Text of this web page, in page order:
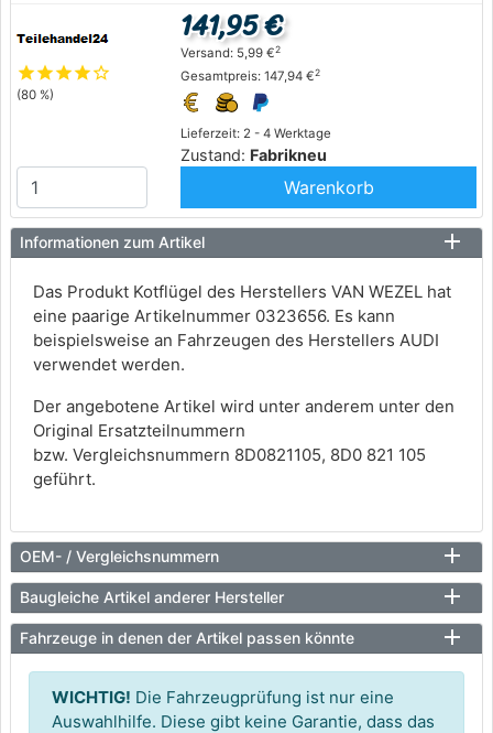
starstarstarstarstar_outline
(80 %)
Lieferzeit: 2 - 4 Werktage
Zustand: Fabrikneu
141,95 €
Versand: 5,99 €2
Gesamtpreis: 147,94 €2
Warenkorb
Informationen zum Artikel
Das Produkt Kotflügel des Herstellers VAN WEZEL hat
eine paarige Artikelnummer 0323656. Es kann
beispielsweise an Fahrzeugen des Herstellers AUDI
verwendet werden.
Der angebotene Artikel wird unter anderem unter den
Original Ersatzteilnummern
bzw. Vergleichsnummern 8D0821105, 8D0 821 105
geführt.
OEM- / Vergleichsnummern
Baugleiche Artikel anderer Hersteller
Fahrzeuge in denen der Artikel passen könnte
WICHTIG! Die Fahrzeugprüfung ist nur eine
Auswahlhilfe. Diese gibt keine Garantie, dass das